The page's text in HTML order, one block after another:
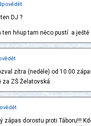
DJ ?
ten hňup tam něco pustí a
zítra (neděle) od 10:00
za ZŠ Želatovská
zápas dorostu proti Táboru!!!